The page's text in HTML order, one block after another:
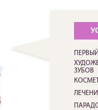
ЗУБОВ